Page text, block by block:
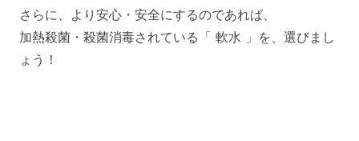
さらに、より安心・安全にするのであれば、
加熱殺菌・殺菌消毒されている「 軟水 」を、選びまし
ょう！